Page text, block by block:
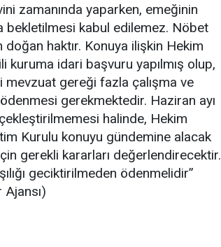
zamanında yaparken, emeğinin
bekletilmesi kabul edilemez. Nöbet
haktır. Konuya ilişkin Hekim
kuruma idari başvuru yapılmış olup,
gereği fazla çalışma ve
gerekmektedir. Haziran ayı
halinde, Hekim
Kurulu konuyu gündemine alacak
gerekli kararları değerlendirecektir.
geciktirilmeden ödenmelidir”